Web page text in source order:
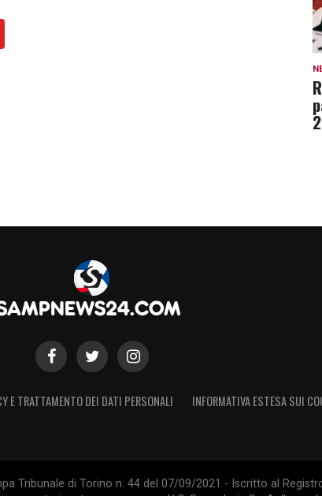
E TRATTAMENTO DEI DATI PERSONALI INFORMATIVA ESTESA SUI
Tribunale di Torino n. 44 del 07/09/2021 - Iscritto al